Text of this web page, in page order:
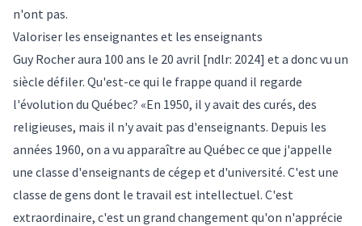
n'ont pas.
Valoriser les enseignantes et les enseignants
Guy Rocher aura 100 ans le 20 avril [ndlr: 2024] et a donc vu un
siècle défiler. Qu'est-ce qui le frappe quand il regarde
l'évolution du Québec? «En 1950, il y avait des curés, des
religieuses, mais il n'y avait pas d'enseignants. Depuis les
années 1960, on a vu apparaître au Québec ce que j'appelle
une classe d'enseignants de cégep et d'université. C'est une
classe de gens dont le travail est intellectuel. C'est
extraordinaire, c'est un grand changement qu'on n'apprécie